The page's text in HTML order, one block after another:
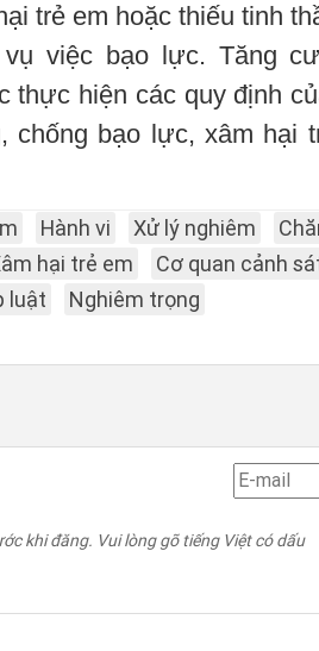
trẻ em hoặc thiếu tinh
việc bạo lực. Tăng
thực hiện các quy định
chống bạo lực, xâm hại
Hành vi Xử lý nghiêm
hại trẻ em
Cơ quan cảnh
luật Nghiêm trọng
khi đăng. Vui lòng gõ tiếng Việt có dấu